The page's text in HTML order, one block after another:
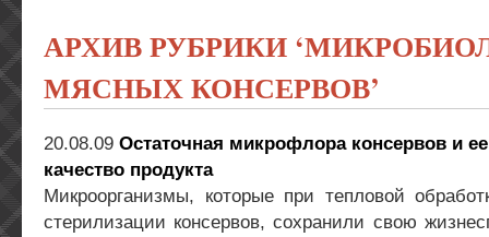
АРХИВ РУБРИКИ
МЯСНЫХ КОНСЕРВОВ’
20.08.09 Остаточная микрофлора консервов и
качество продукта
Микроорганизмы, которые при тепловой
стерилизации консервов, сохранили свою